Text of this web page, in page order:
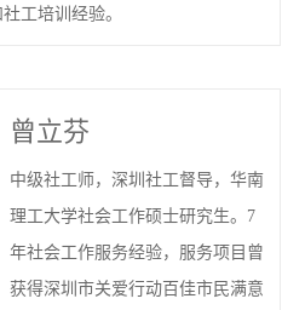
工培训经验。
曾立芬
中级社工师，深圳社工督导，华南
理工大学社会工作硕士研究生。7
年社会工作服务经验，服务项目曾
获得深圳市关爱行动百佳市民满意